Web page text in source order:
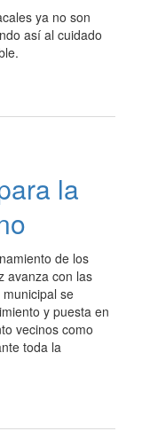
ya no son
así al cuidado
la
de los
avanza con las
se
y puesta en
vecinos como
toda la